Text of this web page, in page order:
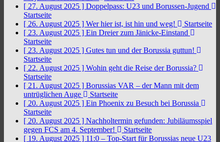
[ 27. August 2025 ] Doppelpass: U23 und Borussen-Jugend
Startseite
[ 26. August 2025 ] Wer hier ist, ist hin und weg!
Startseite
[ 23. August 2025 ] Ein Dreier zum Jänicke-Einstand
Startseite
[ 23. August 2025 ] Gutes tun und der Borussia guttun!
Startseite
[ 22. August 2025 ] Wohin geht die Reise der Borussia?
Startseite
[ 21. August 2025 ] Borussias VAR – der Mann mit dem
untrüglichen Auge
Startseite
[ 20. August 2025 ] Ein Phoenix zu Besuch bei Borussia
Startseite
[ 20. August 2025 ] Nachholtermin gefunden: Jubiläumsspiel
gegen FCS am 4. September!
Startseite
[ 19. August 2025 ] 11:0 – Top-Start für Borussias neue U23